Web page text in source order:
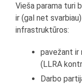
Vieša parama turi
ir (gal net
infrastruktūros:
pavežant ir
(LLRA
Darbo